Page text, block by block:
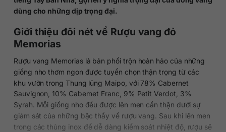
dùng cho những dịp trọng đại.
Giới thiệu đôi nét về Rượu vang đỏ
Memorias
Rượu vang Memorias là bản phối trộn hoàn hảo của những
giống nho thơm ngon được tuyển chọn thận trọng từ các
khu vườn trong Thung lũng Maipo, với 78% Cabernet
Sauvignon, 10% Cabernet Franc, 9% Petit Verdot, 3%
Syrah. Mỗi giống nho đều được lên men cẩn thận dưới sự
giám sát của những bậc thầy về rượu vang. Sau khi lên men
trong các thùng inox để dễ dàng kiểm soát nhiệt độ, rượu sẽ